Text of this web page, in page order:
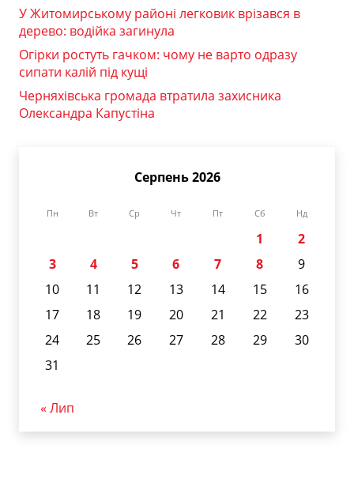
У Житомирському районі легковик врізався в
дерево: водійка загинула
Огірки ростуть гачком: чому не варто одразу
сипати калій під кущі
Черняхівська громада втратила захисника
Олександра Капустіна
Серпень 2026
Пн Вт Ср Чт Пт Сб Нд
1
2
3
4 5 6 7 8
9
10
11 12 13 14 15
16
17
18 19 20 21 22
23
24
25 26 27 28 29
30
31
« Лип